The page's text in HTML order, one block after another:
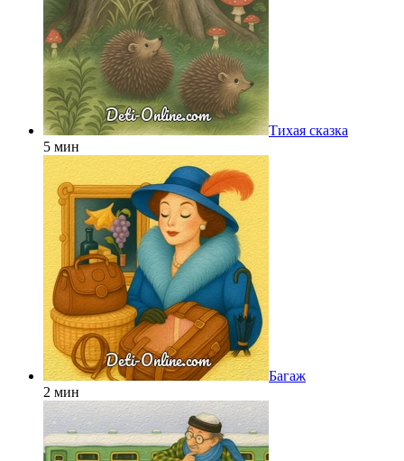
Тихая сказка
5 мин
Багаж
2 мин